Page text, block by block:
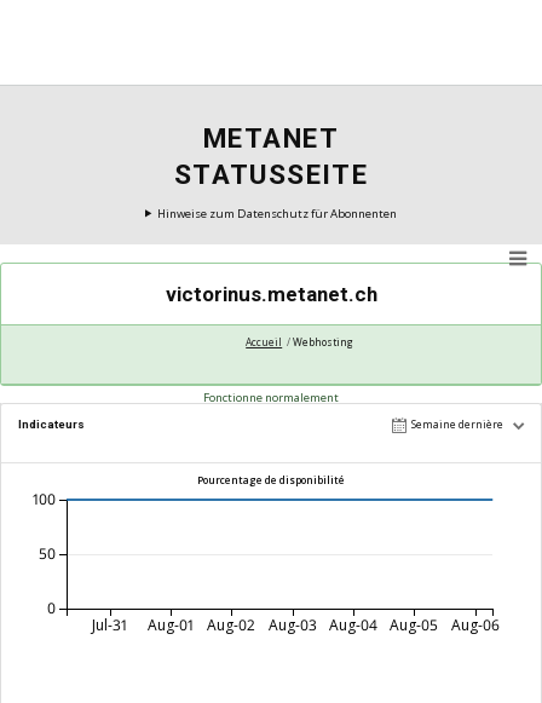
METANET
STATUSSEITE
Hinweise zum Datenschutz für Abonnenten
victorinus.metanet.ch
Accueil Webhosting
Fonctionne normalement
Indicateurs Semaine dernière
Pourcentage de disponibilité
Jul-31 Aug-01 Aug-02 Aug-03 Aug-04 Aug-05 Aug-06
0
50
100